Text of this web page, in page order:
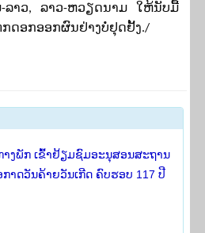
ລາວ, ລາວ-ຫວຽດນາມ ໃຫ້ນັບມື້
ກດອກອອກຜົນຢ່າງບໍ່ຢຸດຢັ້ງ./
າງພັກ ເຂົ້າຢ້ຽມຊົມອະນຸສອນສະຖານ
ກາດວັນຄ້າຍວັນເກີດ ຄົບຮອບ 117 ປີ